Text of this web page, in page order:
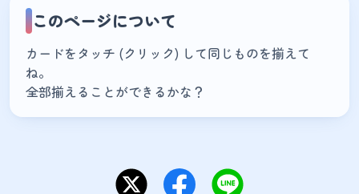
このページについて
カードをタッチ (クリック) して同じものを揃えて
ね。
全部揃えることができるかな？